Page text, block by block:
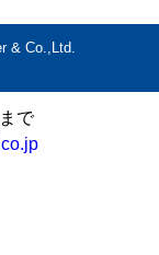
& Co.,Ltd.
で